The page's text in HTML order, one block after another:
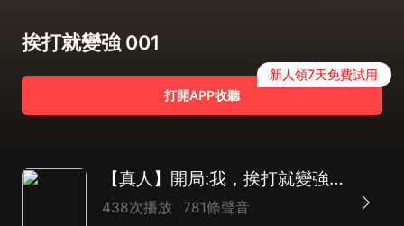
挨打就變強 001
打開APP收聽
新人領7天免費試用
【真人】開局:我，挨打就變強｜爆笑開心
438次播放 781條聲音